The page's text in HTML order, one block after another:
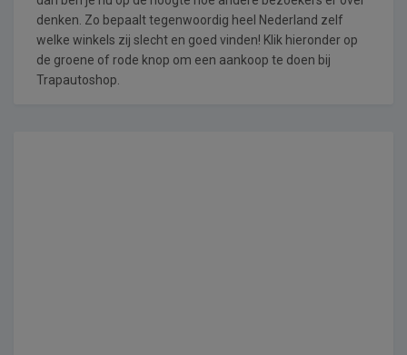
denken. Zo bepaalt tegenwoordig heel Nederland zelf
welke winkels zij slecht en goed vinden! Klik hieronder op
de groene of rode knop om een aankoop te doen bij
Trapautoshop.